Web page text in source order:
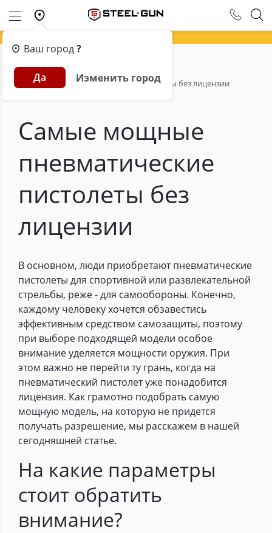
Ваш город?
Да Изменить город
Главная
Обзоры
Самые мощные пневматические пистолеты без лицензии
Самые мощные
пневматические
пистолеты без
лицензии
В основном, люди приобретают пневматические
пистолеты для спортивной или развлекательной
стрельбы, реже - для самообороны. Конечно,
каждому человеку хочется обзавестись
эффективным средством самозащиты, поэтому
при выборе подходящей модели особое
внимание уделяется мощности оружия. При
этом важно не перейти ту грань, когда на
пневматический пистолет уже понадобится
лицензия. Как грамотно подобрать самую
мощную модель, на которую не придется
получать разрешение, мы расскажем в нашей
сегодняшней статье.
На какие параметры
стоит обратить
внимание?